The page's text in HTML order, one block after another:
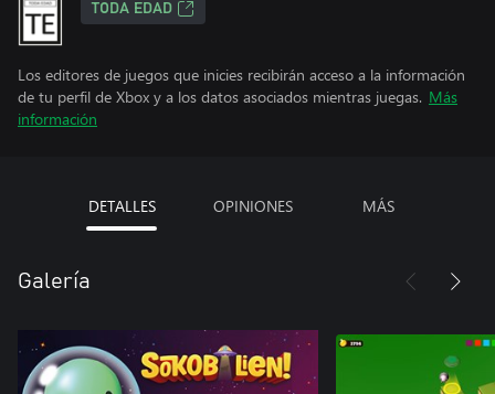
TODA EDAD
Los editores de juegos que inicies recibirán acceso a la información
de tu perfil de Xbox y a los datos asociados mientras juegas. Más
información
DETALLES OPINIONES MÁS
Galería